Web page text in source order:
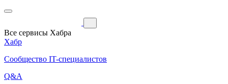
Все сервисы Хабра
Хабр
Сообщество IT-специалистов
Q&A